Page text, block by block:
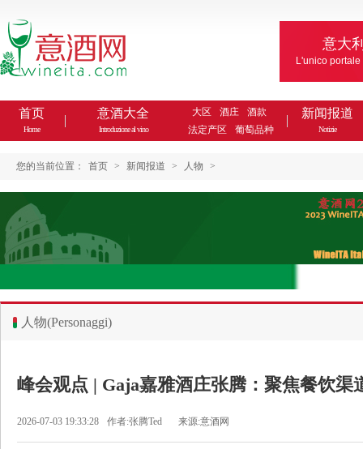
意大
L'unico
首页
Home
意酒大全
Introduzione al vino
大区 酒庄
酒款
法定产区
葡萄品种
新闻报道
Notizie
您的当前位置： 首页 > 新闻报道 > 人物 >
人物(Personaggi)
峰会观点 | Gaja嘉雅酒庄张腾：聚焦餐饮渠
2026-07-03 19:33:28 作者:张腾Ted 来源:意酒网